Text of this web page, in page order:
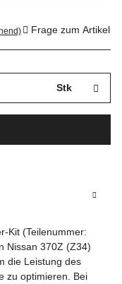
Frage zum Artikel
Stk
Kit (Teilenummer:
Nissan 370Z (Z34)
die Leistung des
zu optimieren. Bei